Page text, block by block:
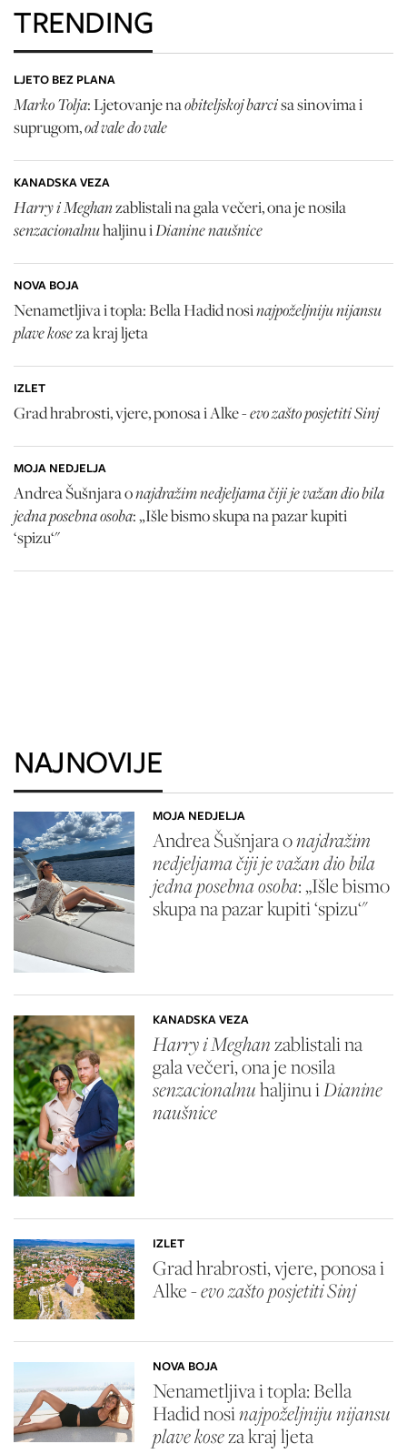
TRENDING
LJETO BEZ PLANA
Marko Tolja: Ljetovanje naobiteljskoj barcisa sinovima i
suprugom,od vale do vale
KANADSKA VEZA
Harry i Meghanzablistali na gala večeri, ona je nosila
senzacionalnuhaljinu iDianine naušnice
NOVA BOJA
Nenametljiva i topla: Bella Hadid nosinajpoželjniju nijansu
plave koseza kraj ljeta
IZLET
Grad hrabrosti, vjere, ponosa i Alke -evo zašto posjetiti Sinj
MOJA NEDJELJA
Andrea Šušnjara onajdražim nedjeljama čiji je važan dio bila
jedna posebna osoba: „Išle bismo skupa na pazar kupiti
‘spizu‘"
NAJNOVIJE
MOJA NEDJELJA
Andrea Šušnjara onajdražim
nedjeljama čiji je važan dio bila
jedna posebna osoba: „Išle bismo
skupa na pazar kupiti ‘spizu‘"
KANADSKA VEZA
Harry i Meghanzablistali na
gala večeri, ona je nosila
senzacionalnuhaljinu iDianine
naušnice
IZLET
Grad hrabrosti, vjere, ponosa i
Alke -evo zašto posjetiti Sinj
NOVA BOJA
Nenametljiva i topla: Bella
Hadid nosinajpoželjniju nijansu
plave koseza kraj ljeta